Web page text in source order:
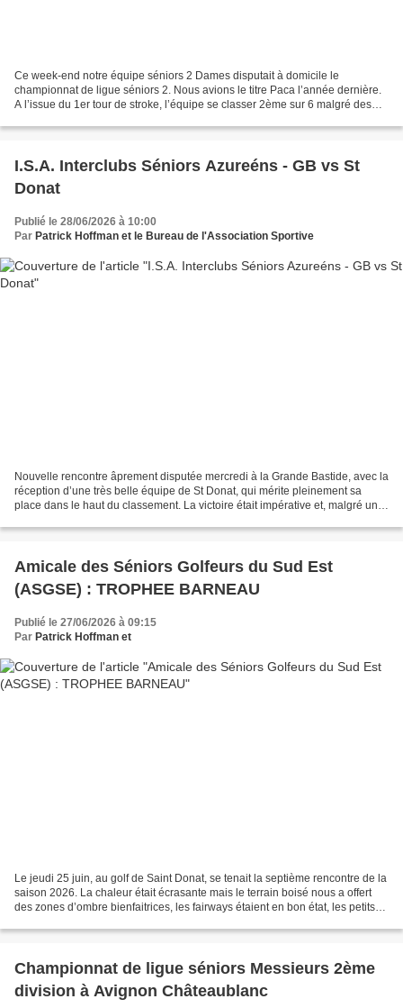
Ce week-end notre équipe séniors 2 Dames disputait à domicile le
championnat de ligue séniors 2. Nous avions le titre Paca l’année dernière.
A l’issue du 1er tour de stroke, l’équipe se classer 2ème sur 6 malgré des
I.S.A. Interclubs Séniors Azureéns - GB vs St
Donat
Publié le 28/06/2026 à 10:00
Par Patrick Hoffman et le Bureau de l'Association Sportive
Nouvelle rencontre âprement disputée mercredi à la Grande Bastide, avec la
réception d’une très belle équipe de St Donat, qui mérite pleinement sa
place dans le haut du classement. La victoire était impérative et, malgré une
Amicale des Séniors Golfeurs du Sud Est
(ASGSE) : TROPHEE BARNEAU
Publié le 27/06/2026 à 09:15
Par Patrick Hoffman et
Le jeudi 25 juin, au golf de Saint Donat, se tenait la septième rencontre de la
saison 2026. La chaleur était écrasante mais le terrain boisé nous a offert
des zones d’ombre bienfaitrices, les fairways étaient en bon état, les petits
Championnat de ligue séniors Messieurs 2ème
division à Avignon Châteaublanc